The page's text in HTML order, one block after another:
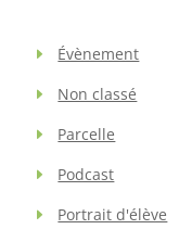
Évènement
Non classé
Parcelle
Podcast
Portrait d'élève